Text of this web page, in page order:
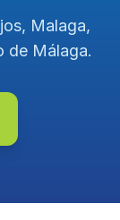
Malaga,
de Málaga.